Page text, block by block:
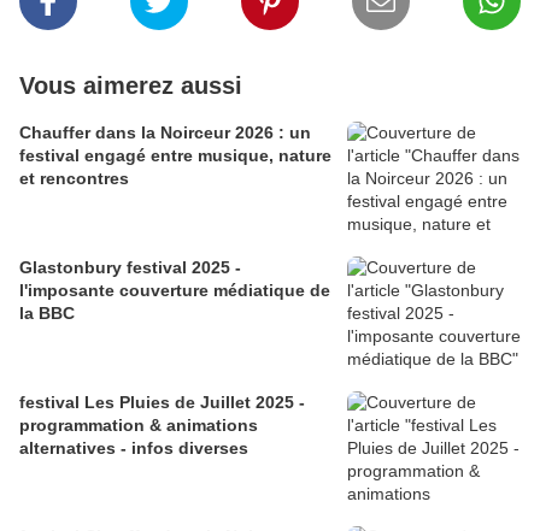
Vous aimerez aussi
Chauffer dans la Noirceur 2026 : un
festival engagé entre musique, nature
et rencontres
Glastonbury festival 2025 -
l'imposante couverture médiatique de
la BBC
festival Les Pluies de Juillet 2025 -
programmation & animations
alternatives - infos diverses